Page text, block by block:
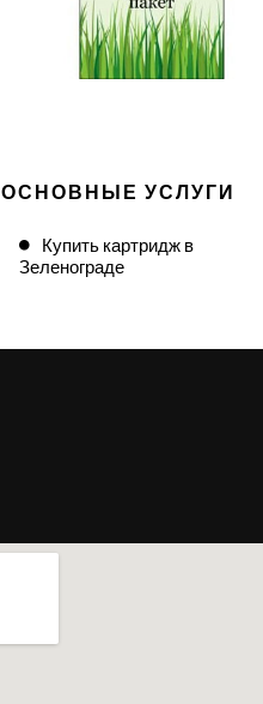
ОСНОВНЫЕ УСЛУГИ
Купить картридж в
Зеленограде